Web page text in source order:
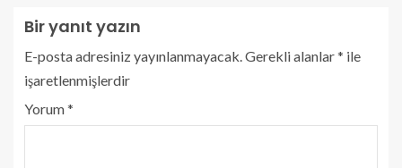
Bir yanıt yazın
E-posta adresiniz yayınlanmayacak.Gerekli alanlar* ile
işaretlenmişlerdir
Yorum*